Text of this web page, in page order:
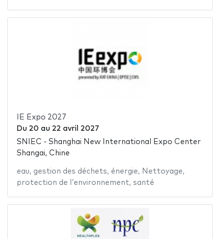
IE Expo 2027
Du 20 au 22 avril 2027
SNIEC - Shanghai New International Expo Center
Shangai, Chine
eau, gestion des déchets, énergie, Nettoyage,
protection de l'environnement, santé